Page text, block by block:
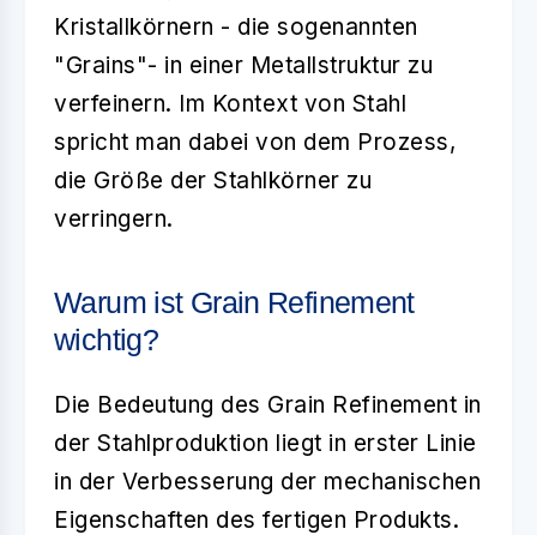
Kristallkörnern - die sogenannten
"Grains"- in einer Metallstruktur zu
verfeinern. Im Kontext von Stahl
spricht man dabei von dem Prozess,
die Größe der Stahlkörner zu
verringern.
Warum ist Grain Refinement
wichtig?
Die Bedeutung des Grain Refinement in
der Stahlproduktion liegt in erster Linie
in der Verbesserung der mechanischen
Eigenschaften des fertigen Produkts.